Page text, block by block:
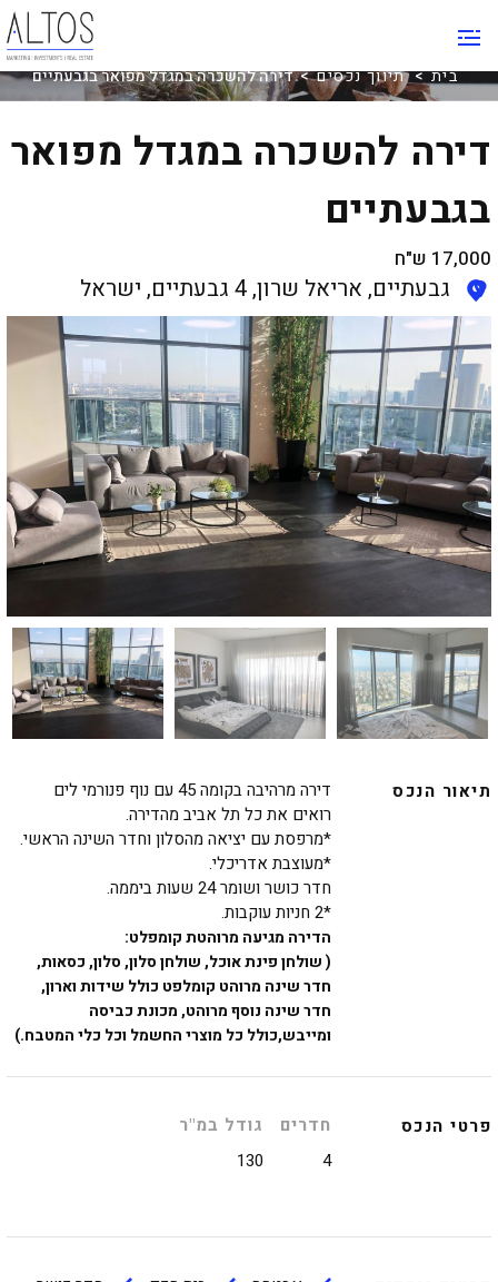
בית > תיווך נכסים > דירה להשכרה במגדל מפואר בגבעתיים
דירה להשכרה במגדל מפואר
בגבעתיים
17,000 ש"ח
גבעתיים, אריאל שרון, 4 גבעתיים, ישראל
תיאור הנכס
דירה מרהיבה בקומה 45 עם נוף פנורמי לים
רואים את כל תל אביב מהדירה.
*מרפסת עם יציאה מהסלון וחדר השינה הראשי.
*מעוצבת אדריכלי.
חדר כושר ושומר 24 שעות ביממה.
*2 חניות עוקבות.
הדירה מגיעה מרוהטת קומפלט:
( שולחן פינת אוכל,שולחן סלון, סלון, כסאות,
חדר שינה מרוהט קומלפט כולל שידות וארון,
חדר שינה נוסף מרוהט, מכונת כביסה
ומייבש,כולל כל מוצרי החשמל וכל כלי המטבח.)
פרטי הנכס
חדרים
4
גודל במ"ר
130